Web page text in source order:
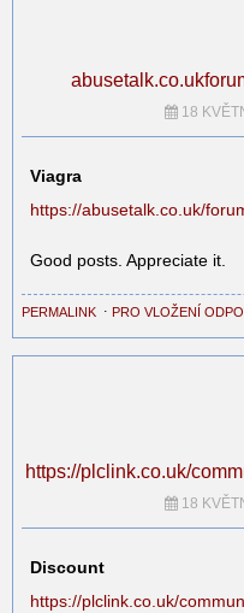
18
https://abusetalk.co.uk/
Good posts. Appreciate it.
PERMALINK ⋅ PRO VLOŽENÍ
https://plclink.co.uk/
18
https://plclink.co.uk/